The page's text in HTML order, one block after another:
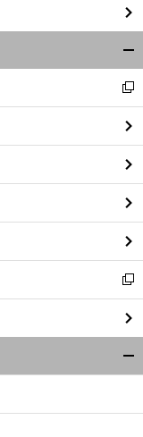
・
・
【
天
】
・
・
閉
る
新
し
い
ウ
ィ
ン
ド
ウ
で
開
く
新
し
い
ウ
ィ
ン
ウ